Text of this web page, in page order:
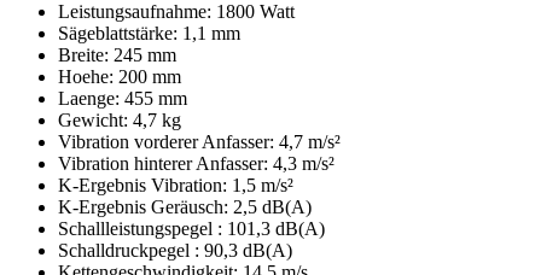
Leistungsaufnahme: 1800 Watt
Sägeblattstärke: 1,1 mm
Breite: 245 mm
Hoehe: 200 mm
Laenge: 455 mm
Gewicht: 4,7 kg
Vibration vorderer Anfasser: 4,7 m/s²
Vibration hinterer Anfasser: 4,3 m/s²
K-Ergebnis Vibration: 1,5 m/s²
K-Ergebnis Geräusch: 2,5 dB(A)
Schallleistungspegel : 101,3 dB(A)
Schalldruckpegel : 90,3 dB(A)